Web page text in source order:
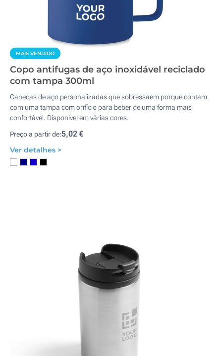
MAIS VENDIDO
Copo antifugas de aço inoxidável reciclado
com tampa 300ml
Canecas de aço personalizadas que sobressaem porque contam
com uma tampa com orifício para beber de uma forma mais
confortável. Disponível em várias cores.
Preço a partir de:5,02 €
Ver detalhes >